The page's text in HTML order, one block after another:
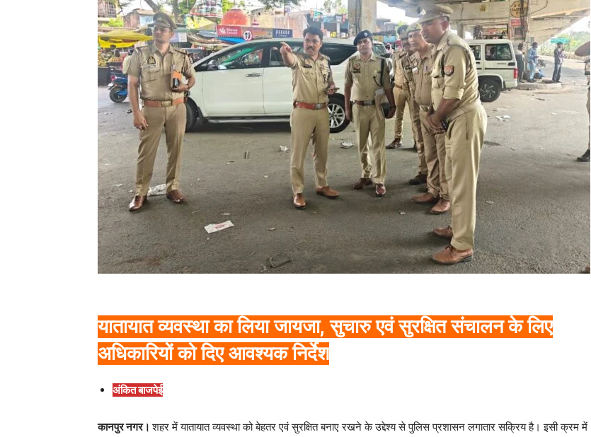
यातायात व्यवस्था का लिया जायजा, सुचारु एवं सुरक्षित संचालन के लिए
अधिकारियों को दिए आवश्यक निर्देश
अंकित बाजपेई
कानपुर नगर।शहर में यातायात व्यवस्था को बेहतर एवं सुरक्षित बनाए रखने के उद्देश्य से पुलिस प्रशासन लगातार सक्रिय है। इसी क्रम में